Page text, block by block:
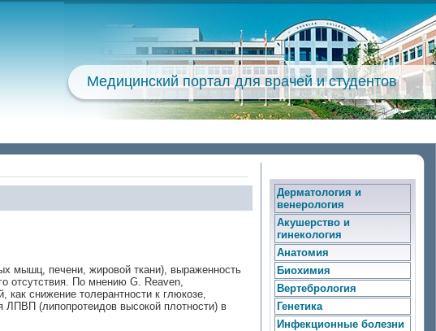
Медицинский портал для врачей и студентов
мышц, печени, жировой ткани), выраженность
отсутствия. По мнению G. Reaven,
как снижение толерантности к глюкозе,
ЛПВП (липопротеидов высокой плотности) в
Дерматология и
венерология
Акушерство и
гинекология
Анатомия
Биохимия
Вертебрология
Генетика
Инфекционные болезни